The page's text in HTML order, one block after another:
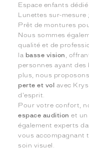
Espace enfants dédié
Lunettes sur-mesure ;
Prêt de montures
Nous sommes
qualité et de
la basse vision
,
personnes ayant des
plus, nous
perte et vol avec
d'esprit.
Pour votre confort,
espace audition et un
également experts
vous accompagnant
soin visuel.